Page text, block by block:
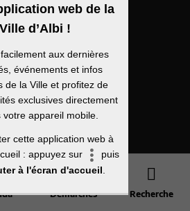
Démarches Recherche
légales
de confidentialité
Plan du site
web de la
Ville d’Albi !
aux dernières
événements et infos
de la Ville et profitez de
exclusives directement
votre appareil mobile.
cette application web à
: appuyez sur
puis
à l'écran d'accueil